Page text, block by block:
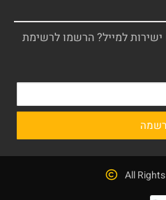
ישירות למייל? הרשמו לרשימת
All